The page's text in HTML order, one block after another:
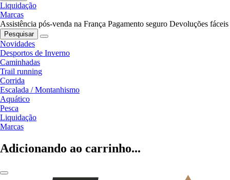
Liquidação
Marcas
Assistência pós-venda na França Pagamento seguro Devoluções fáceis
Pesquisar
Novidades
Desportos de Inverno
Caminhadas
Trail running
Corrida
Escalada / Montanhismo
Aquático
Pesca
Liquidação
Marcas
Adicionando ao carrinho...